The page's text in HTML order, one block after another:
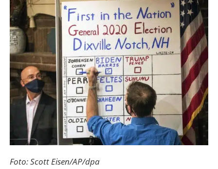
Foto: Scott Eisen/AP/dpa